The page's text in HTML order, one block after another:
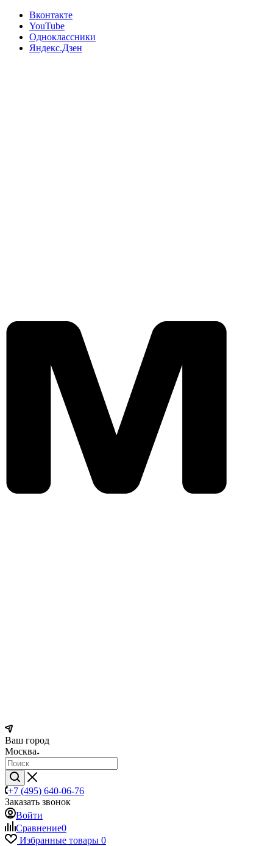
Вконтакте
YouTube
Одноклассники
Яндекс.Дзен
Ваш город
Москва
+7 (495) 640-06-76
Заказать звонок
Войти
Сравнение0
Избранные товары 0